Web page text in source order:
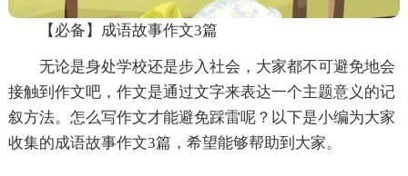
【必备】成语故事作文3篇
无论是身处学校还是步入社会，大家都不可避免地会
接触到作文吧，作文是通过文字来表达一个主题意义的记
叙方法。怎么写作文才能避免踩雷呢？以下是小编为大家
收集的成语故事作文3篇，希望能够帮助到大家。